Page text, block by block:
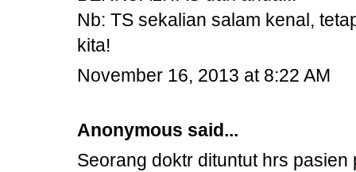
Nb: TS sekalian salam kenal,
kita!
November 16, 2013 at 8:22 AM
Anonymous said...
Seorang doktr dituntut hrs